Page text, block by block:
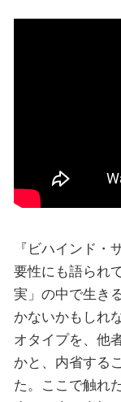
『ビハインド・
要性にも語られ
実」の中で生き
かないかもしれ
オタイプを、他
かと、内省する
た。ここで触れ